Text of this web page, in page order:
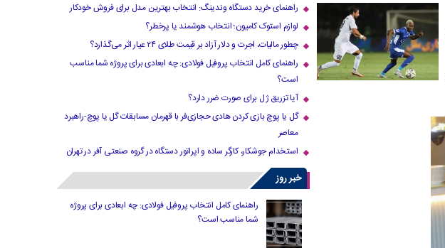
راهنمای خرید دستگاه وندینگ: انتخاب بهترین مدل برای فروش خودکار
لوازم استوک کامیون؛ انتخاب هوشمند یا پرخطر؟
چطور مالیات، اجرت و دلار آزاد بر قیمت طلای ۲۴ عیار اثر می‌گذارد؟
راهنمای کامل انتخاب پروفیل فولادی: چه ابعادی برای پروژه شما مناسب
است؟
آیا تزریق ژل برای صورت ضرر دارد​؟
گل یا پوچ بازی کردن هادی حجازی‌فر با قهرمان مسابقات گل یا پوچ-راهبرد
معاصر
استخدام جوشکار، کارگر ساده و اپراتور دستگاه در گروه صنعتی آفر در تهران
خبر روز
راهنمای کامل انتخاب پروفیل فولادی: چه ابعادی برای پروژه
شما مناسب است؟